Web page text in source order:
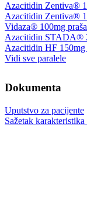
Azacitidin Zentiva®
Azacitidin Zentiva®
Vidaza® 100mg
Azacitidin STADA®
Azacitidin HF 150mg
Vidi sve paralele
Dokumenta
Uputstvo za pacijente
Sažetak karakteristika